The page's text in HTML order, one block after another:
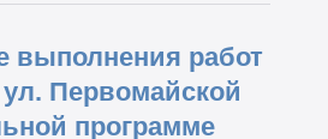
выполнения работ
Первомайской
программе